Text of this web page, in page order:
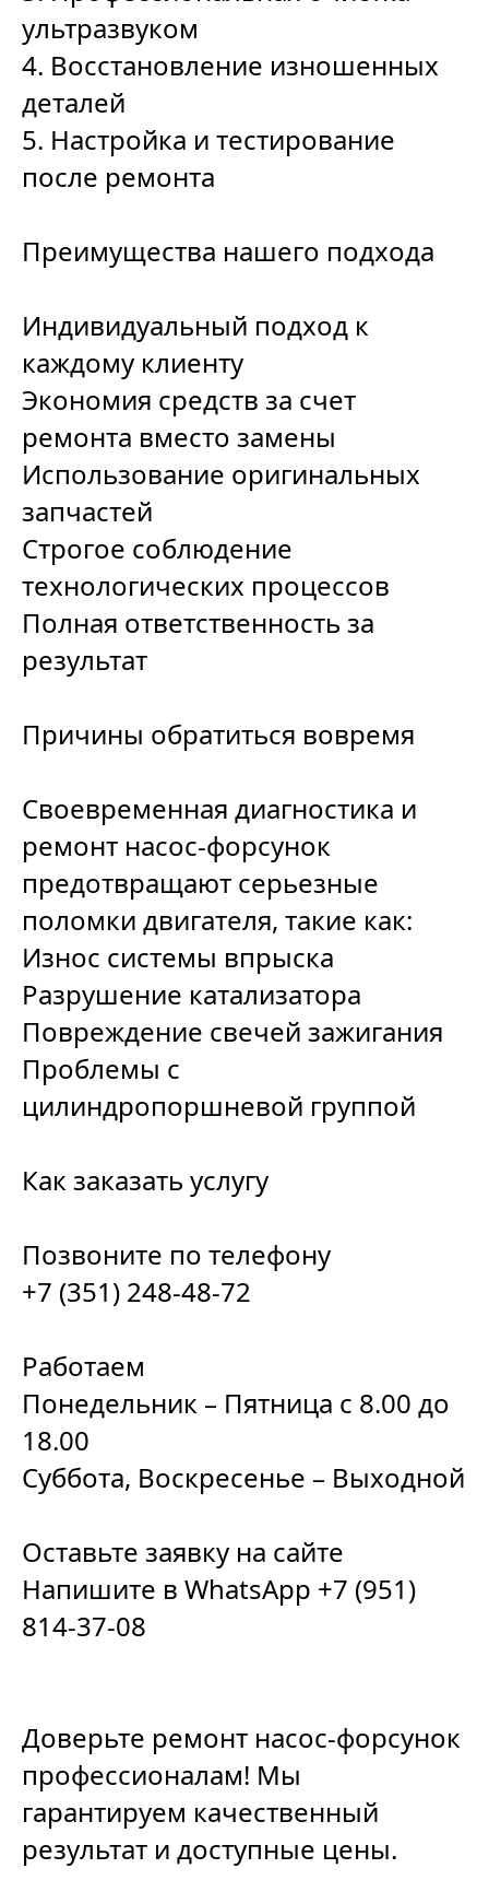
ультразвуком
4. Восстановление изношенных
деталей
5. Настройка и тестирование
после ремонта
Преимущества нашего подхода
Индивидуальный подход к
каждому клиенту
Экономия средств за счет
ремонта вместо замены
Использование оригинальных
запчастей
Строгое соблюдение
технологических процессов
Полная ответственность за
результат
Причины обратиться вовремя
Своевременная диагностика и
ремонт насос-форсунок
предотвращают серьезные
поломки двигателя, такие как:
Износ системы впрыска
Разрушение катализатора
Повреждение свечей зажигания
Проблемы с
цилиндропоршневой группой
Как заказать услугу
Позвоните по телефону
+7 (351) 248-48-72
Работаем
Понедельник – Пятница с 8.00 до
18.00
Суббота, Воскресенье – Выходной
Оставьте заявку на сайте
Напишите в WhatsApp +7 (951)
814-37-08
Доверьте ремонт насос-форсунок
профессионалам! Мы
гарантируем качественный
результат и доступные цены.